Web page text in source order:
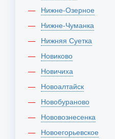
Нижне-Озерное
Нижне-Чуманка
Нижняя Суетка
Новиково
Новичиха
Новоалтайск
Новобураново
Нововознесенка
Новоегорьевское